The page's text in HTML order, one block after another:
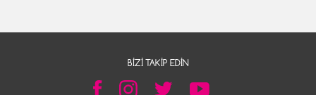
BIZI TAKIP EDIN